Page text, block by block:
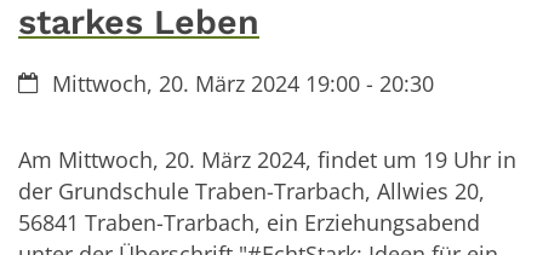
starkes Leben
Datum:Mittwoch, 20. März 2024 19:00 - 20:30
Am Mittwoch, 20. März 2024, findet um 19 Uhr in
der Grundschule Traben-Trarbach, Allwies 20,
56841 Traben-Trarbach, ein Erziehungsabend